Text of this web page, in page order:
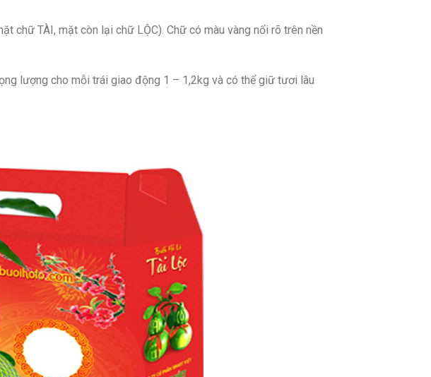
chữ TÀI, mặt còn lại chữ LỘC). Chữ có màu vàng nổi rõ trên nền
lượng cho mỗi trái giao động 1 – 1,2kg và có thể giữ tươi lâu